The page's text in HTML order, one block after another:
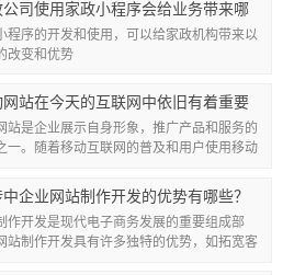
司使用家政小程序会给业务带来哪
优势？
程序的开发和使用，可以给家政机构带来以
改变和优势
站在今天的互联网中依旧有着重要
站是企业展示自身形象，推广产品和服务的
一。随着移动互联网的普及和用户使用移动
将从以...
企业网站制作开发的优势有哪些？
作开发是现代电子商务发展的重要组成部
站制作开发具有许多独特的优势，如拓宽客